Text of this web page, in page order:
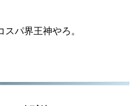
パ界王神やろ。